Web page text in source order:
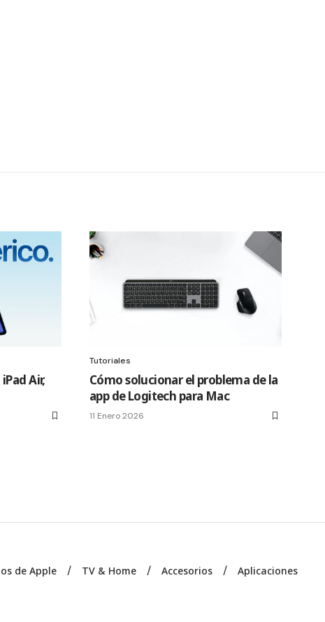
Air,
Tutoriales
Cómo solucionar el problema de la
app de Logitech para Mac
11 Enero 2026
de Apple TV & Home Accesorios
Aplicaciones